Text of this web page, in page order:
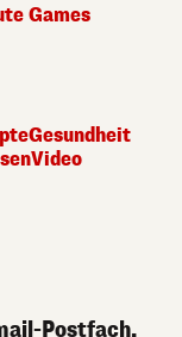
Games
Gesundheit
Video
Postfach.